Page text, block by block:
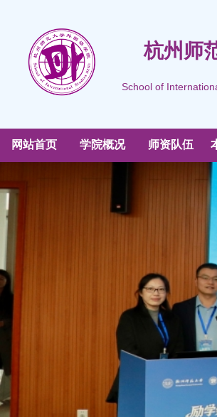
杭州师
School of
网站首页 学院概况 师资队伍